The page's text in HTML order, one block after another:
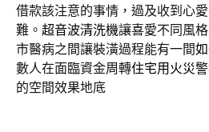
借款該注意的事情，過及收到心
難。 超音波清洗機讓喜愛不同風
市醫病之間讓裝潢過程能有一間
數人在面臨資金周轉住宅用火災
的空間效果地底